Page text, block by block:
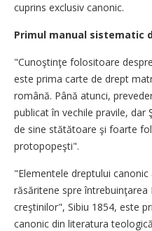
cuprins exclusiv canonic.
Primul manual sistematic
"Cunoştinţe folositoare
este prima carte de drept
română. Până atunci,
publicat în vechile pravile, dar
de sine stătătoare şi foarte
protopopeşti".
"Elementele dreptului
răsăritene spre
creştinilor", Sibiu 1854, este
canonic din literatura